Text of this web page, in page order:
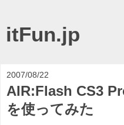
itFun.jp
2007/08/22
AIR:Flash CS3
を使ってみた